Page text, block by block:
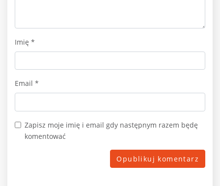
Imię *
Email *
Zapisz moje imię i email gdy następnym razem będę
komentować